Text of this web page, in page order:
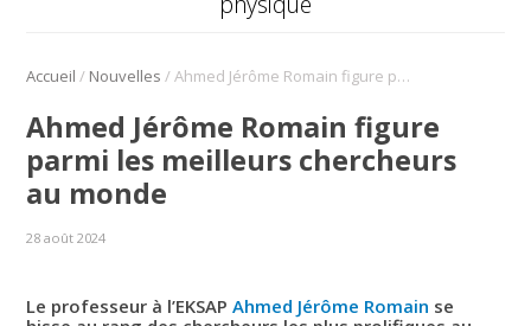
Accueil / Nouvelles / Ahmed Jérôme Romain figure parmi les meilleurs chercheurs au monde
Ahmed Jérôme Romain figure
parmi les meilleurs chercheurs
au monde
28 août 2024
Le professeur à l’EKSAPAhmed Jérôme Romain se